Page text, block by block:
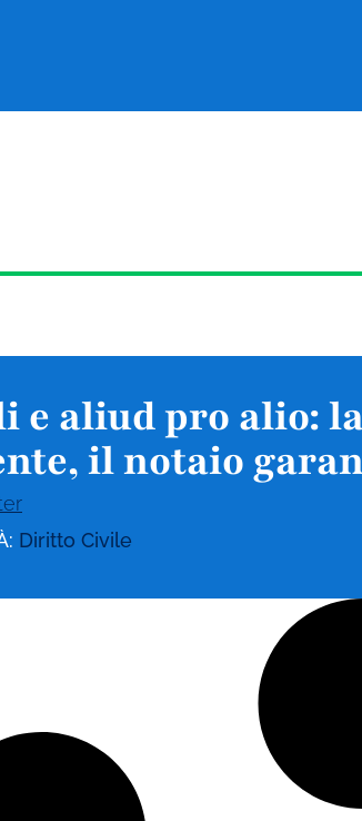
e aliud pro alio:
il notaio
Diritto Civile